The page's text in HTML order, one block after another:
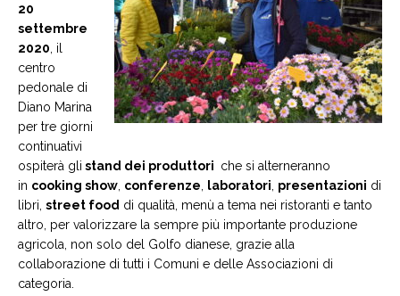
20
settembre
2020 , il
centro
pedonale di
Diano Marina
per tre giorni
continuativi
ospiterà gli stand dei produttori che si alterneranno
in cooking show conferenze laboratori presentazioni di
libri, street food di qualità, menù a tema nei ristoranti e tanto
altro, per valorizzare la sempre più importante produzione
agricola, non solo del Golfo dianese, grazie alla
collaborazione di tutti i Comuni e delle Associazioni di
categoria.